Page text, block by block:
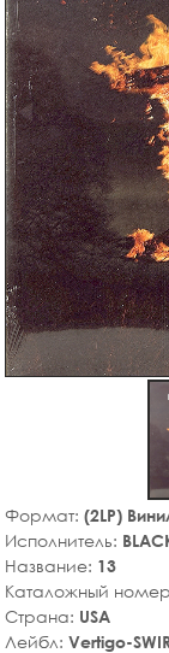
Формат: (2LP)
Исполнитель:
Название: 13
Каталожный
Страна: USA
Лейбл: Vertigo-